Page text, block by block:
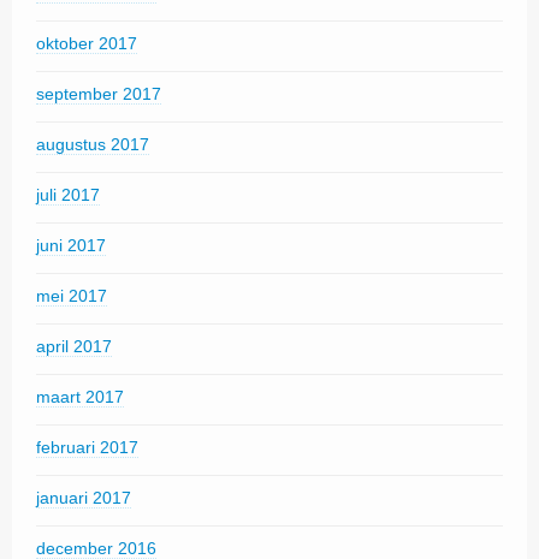
oktober 2017
september 2017
augustus 2017
juli 2017
juni 2017
mei 2017
april 2017
maart 2017
februari 2017
januari 2017
december 2016